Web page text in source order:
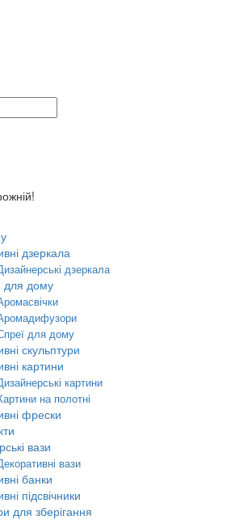
дзеркала
дзеркала
для дому
для дому
скульптури
картини
картини
на полотні
фрески
вази
вази
банки
підсвічники
для зберігання